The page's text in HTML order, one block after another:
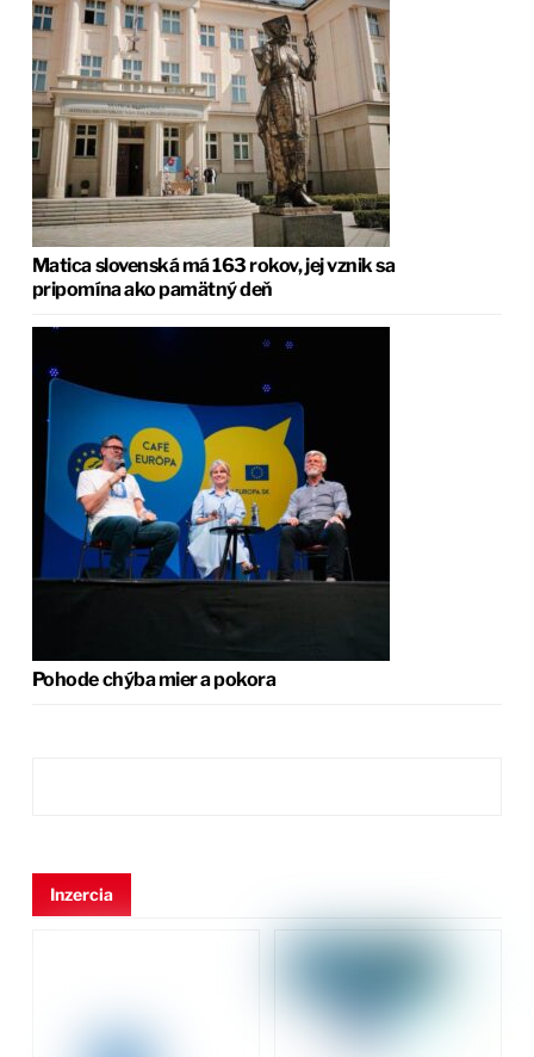
Matica slovenská má 163 rokov, jej vznik sa
pripomína ako pamätný deň
Pohode chýba mier a pokora
Inzercia